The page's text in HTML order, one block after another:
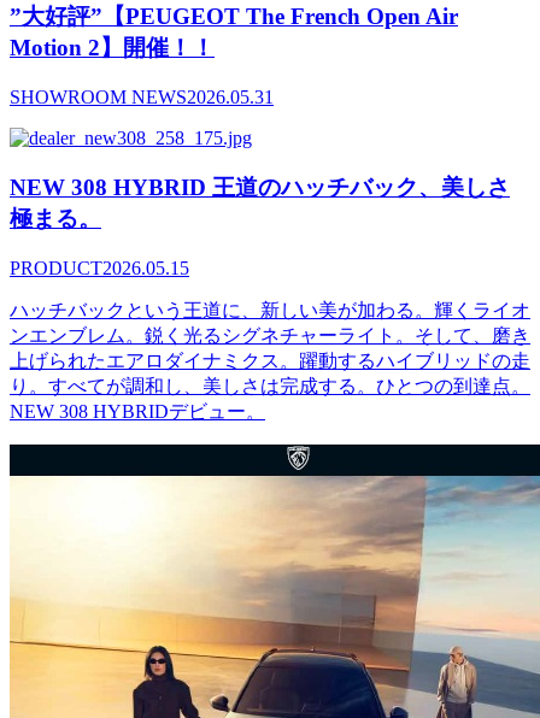
”大好評”【PEUGEOT The French Open Air
Motion 2】開催！！
SHOWROOM NEWS2026.05.31
NEW 308 HYBRID 王道のハッチバック、美しさ
極まる。
PRODUCT2026.05.15
ハッチバックという王道に、新しい美が加わる。輝くライオ
ンエンブレム。鋭く光るシグネチャーライト。そして、磨き
上げられたエアロダイナミクス。躍動するハイブリッドの走
り。すべてが調和し、美しさは完成する。ひとつの到達点。
NEW 308 HYBRIDデビュー。